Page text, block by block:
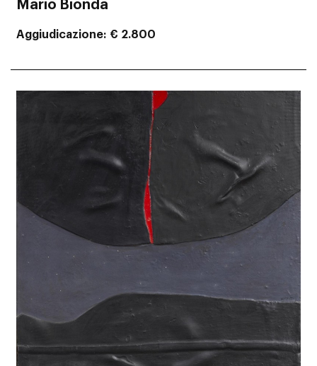
Mario Bionda
Aggiudicazione € 2.800